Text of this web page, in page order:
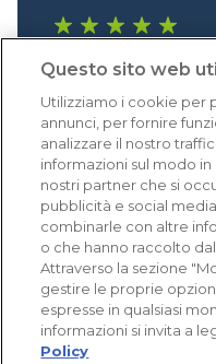
Eccellente (4,8)
Acquisti
Questo sito web
Utilizziamo i cookie per
annunci, per fornire
analizzare il nostro
informazioni sul modo
nostri partner che si
pubblicità e social
combinarle con altre
o che hanno raccolto
Attraverso la sezione
gestire le proprie
espresse in qualsiasi
informazioni si invita a
Policy